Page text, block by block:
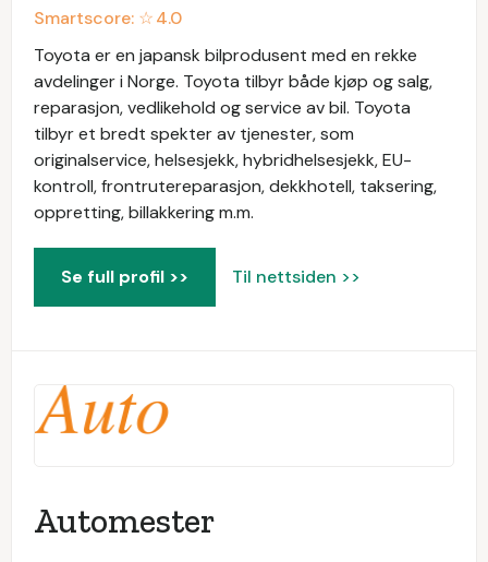
Smartscore: ☆4.0
Toyota er en japansk bilprodusent med en rekke
avdelinger i Norge. Toyota tilbyr både kjøp og salg,
reparasjon, vedlikehold og service av bil. Toyota
tilbyr et bredt spekter av tjenester, som
originalservice, helsesjekk, hybridhelsesjekk, EU-
kontroll, frontrutereparasjon, dekkhotell, taksering,
oppretting, billakkering m.m.
Se full profil >> Til nettsiden >>
Automester